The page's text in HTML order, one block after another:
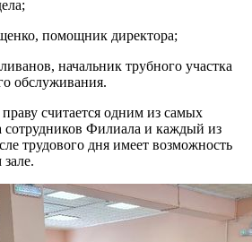
помощник директора;
начальник трубного участка
обслуживания.
считается одним из самых
Филиала и каждый из
трудового дня имеет возможность